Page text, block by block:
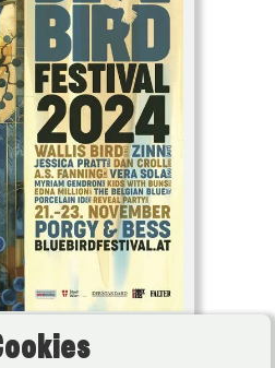
FESTIVAL 2024